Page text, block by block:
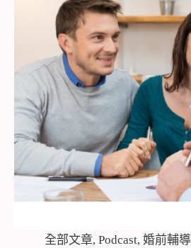
全部文章, Podcast, 婚前輔導